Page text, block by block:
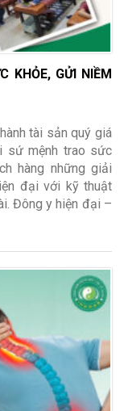
KHỎE, GỬI NIỀM
tài sản quý giá
sứ mệnh trao sức
hàng những giải
đại với kỹ thuật
Đông y hiện đại –